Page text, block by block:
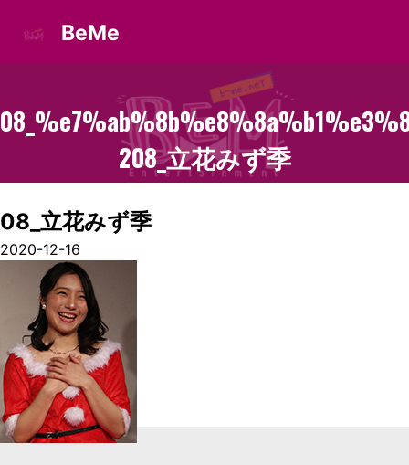
BeMe
208_立花みず季
08_立花みず季
2020-12-16